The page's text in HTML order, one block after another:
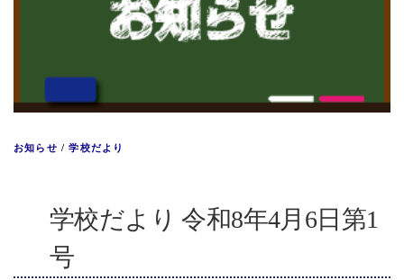
お知らせ /学校だより
学校だより 令和8年4月6日第1
号